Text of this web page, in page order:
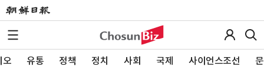
오 유통 정책 정치 사회 국제 사이언스조선